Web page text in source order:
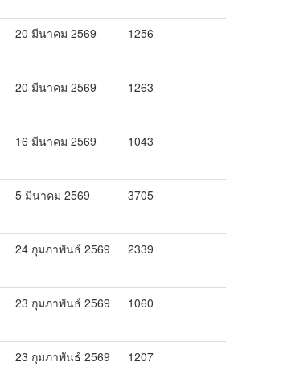
20 มีนาคม 2569 1256
20 มีนาคม 2569 1263
16 มีนาคม 2569 1043
5 มีนาคม 2569 3705
24 กุมภาพันธ์ 2569 2339
23 กุมภาพันธ์ 2569 1060
23 กุมภาพันธ์ 2569 1207